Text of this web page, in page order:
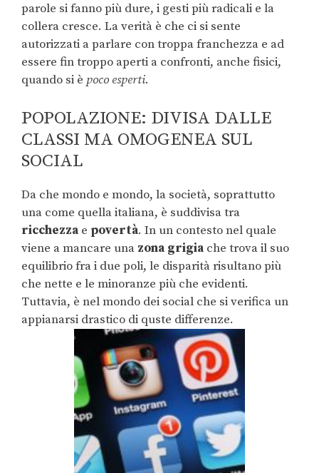
parole si fanno più dure, i gesti più radicali e la
collera cresce. La verità è che ci si sente
autorizzati a parlare con troppa franchezza e ad
essere fin troppo aperti a confronti, anche fisici,
quando si è poco esperti.
POPOLAZIONE: DIVISA DALLE
CLASSI MA OMOGENEA SUL
SOCIAL
Da che mondo e mondo, la società, soprattutto
una come quella italiana, è suddivisa tra
ricchezza e povertà. In un contesto nel quale
viene a mancare una zona grigia che trova il suo
equilibrio fra i due poli, le disparità risultano più
che nette e le minoranze più che evidenti.
Tuttavia, è nel mondo dei social che si verifica un
appianarsi drastico di quste differenze.